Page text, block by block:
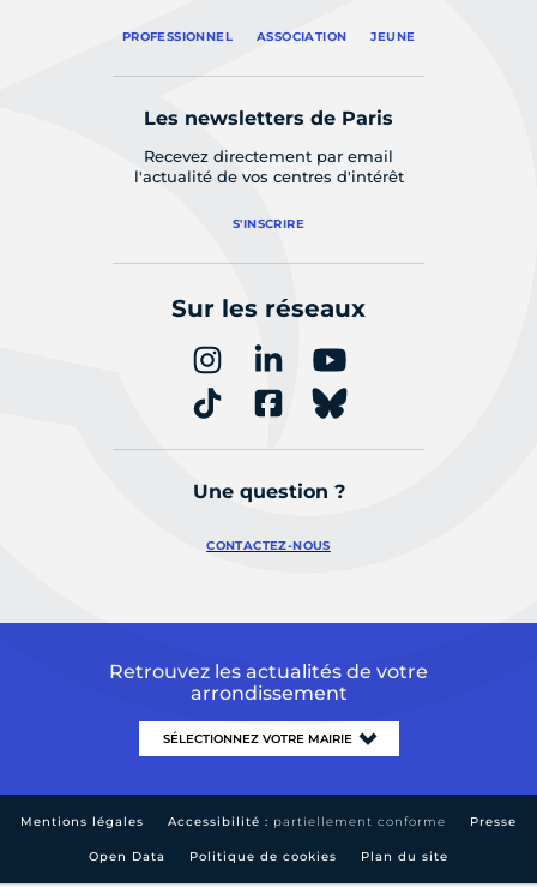
PROFESSIONNEL ASSOCIATION JEUNE
Les newsletters de Paris
Recevez directement par email
l'actualité de vos centres d'intérêt
S'INSCRIRE
Sur les réseaux
Une question ?
CONTACTEZ-NOUS
Retrouvez les actualités de votre
arrondissement
Mentions légales Accessibilité : partiellement conforme Presse
Open Data Politique de cookies Plan du site